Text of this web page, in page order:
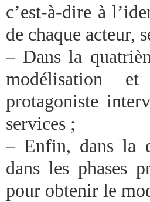
c’est-à-dire à
de chaque acteur,
– Dans la
modélisation
protagoniste
services ;
– Enfin, dans la
dans les phases
pour obtenir le